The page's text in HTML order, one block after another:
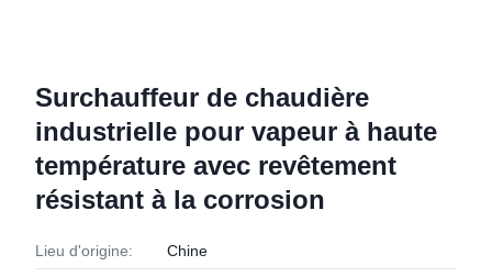
Surchauffeur de chaudière
industrielle pour vapeur à haute
température avec revêtement
résistant à la corrosion
Lieu d'origine: Chine